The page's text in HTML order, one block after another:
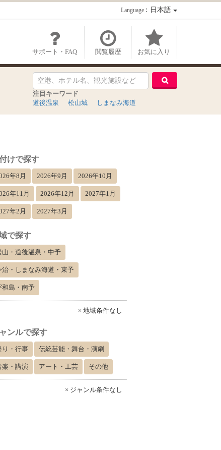
Language：日本語
サポート・FAQ 閲覧履歴 お気に入り
注目キーワード
道後温泉
松山城 しまなみ海道
けで探す
年8月 2026年9月 2026年10月
年11月 2026年12月 2027年1月
年2月 2027年3月
で探す
山・道後温泉・中予
治・しまなみ海道・東予
和島・南予
× 地域条件なし
ンルで探す
り・行事 伝統芸能・舞台・演劇
楽・講演 アート・工芸 その他
× ジャンル条件なし